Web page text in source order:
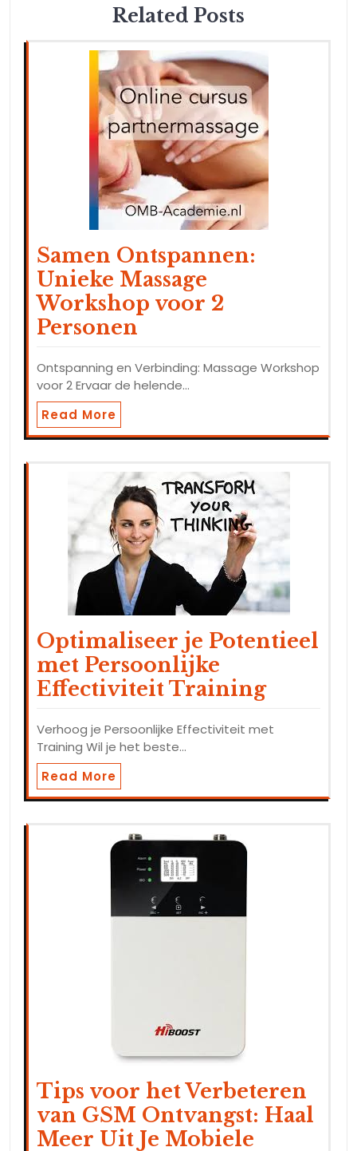
Related Posts
Samen Ontspannen:
Unieke Massage
Workshop voor 2
Personen
Ontspanning en Verbinding: Massage Workshop
voor 2 Ervaar de helende…
Read More
Optimaliseer je Potentieel
met Persoonlijke
Effectiviteit Training
Verhoog je Persoonlijke Effectiviteit met
Training Wil je het beste…
Read More
Tips voor het Verbeteren
van GSM Ontvangst: Haal
Meer Uit Je Mobiele